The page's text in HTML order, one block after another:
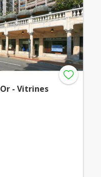
- Vitrines